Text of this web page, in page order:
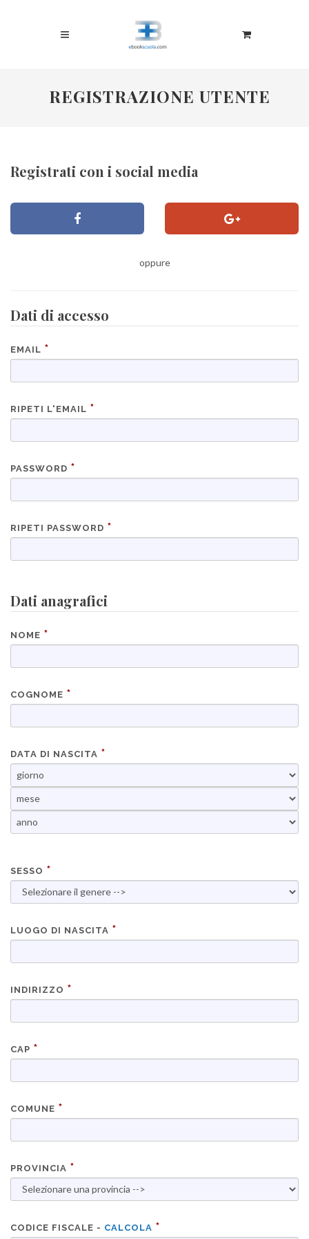
REGISTRAZIONE UTENTE
Registrati con i social media
oppure
Dati di accesso
EMAIL
RIPETI L'EMAIL
PASSWORD
RIPETI PASSWORD
Dati anagrafici
NOME
COGNOME
DATA DI NASCITA
SESSO
LUOGO DI NASCITA
INDIRIZZO
CAP
COMUNE
PROVINCIA
CODICE FISCALE - CALCOLA